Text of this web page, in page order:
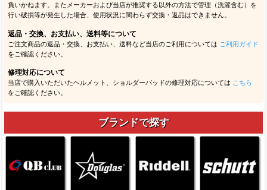
負いかねます。またメーカーおよび当店が推奨する以外の方法で管理（洗濯含む）を
行い破損等が発生した場合、使用状況に関わらず交換・返品はできません。
返品・交換、お支払い、送料等について
ご注文商品の返品・交換、お支払い、送料など当店のご利用については ご利用ガイド
をご確認ください。
修理対応について
当店で購入いただいたヘルメット、ショルダーパッドの修理対応については こちら
をご確認ください。
ブランドで探す